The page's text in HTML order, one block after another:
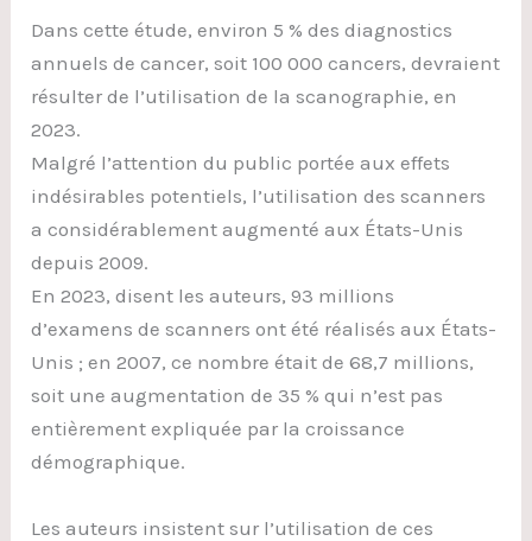
Dans cette étude, environ 5 % des diagnostics
annuels de cancer, soit 100 000 cancers, devraient
résulter de l’utilisation de la scanographie, en
2023.
Malgré l’attention du public portée aux effets
indésirables potentiels, l’utilisation des scanners
a considérablement augmenté aux États-Unis
depuis 2009.
En 2023, disent les auteurs, 93 millions
d’examens de scanners ont été réalisés aux États-
Unis ; en 2007, ce nombre était de 68,7 millions,
soit une augmentation de 35 % qui n’est pas
entièrement expliquée par la croissance
démographique.
Les auteurs insistent sur l’utilisation de ces